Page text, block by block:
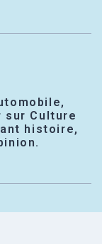
sur Culture
histoire,